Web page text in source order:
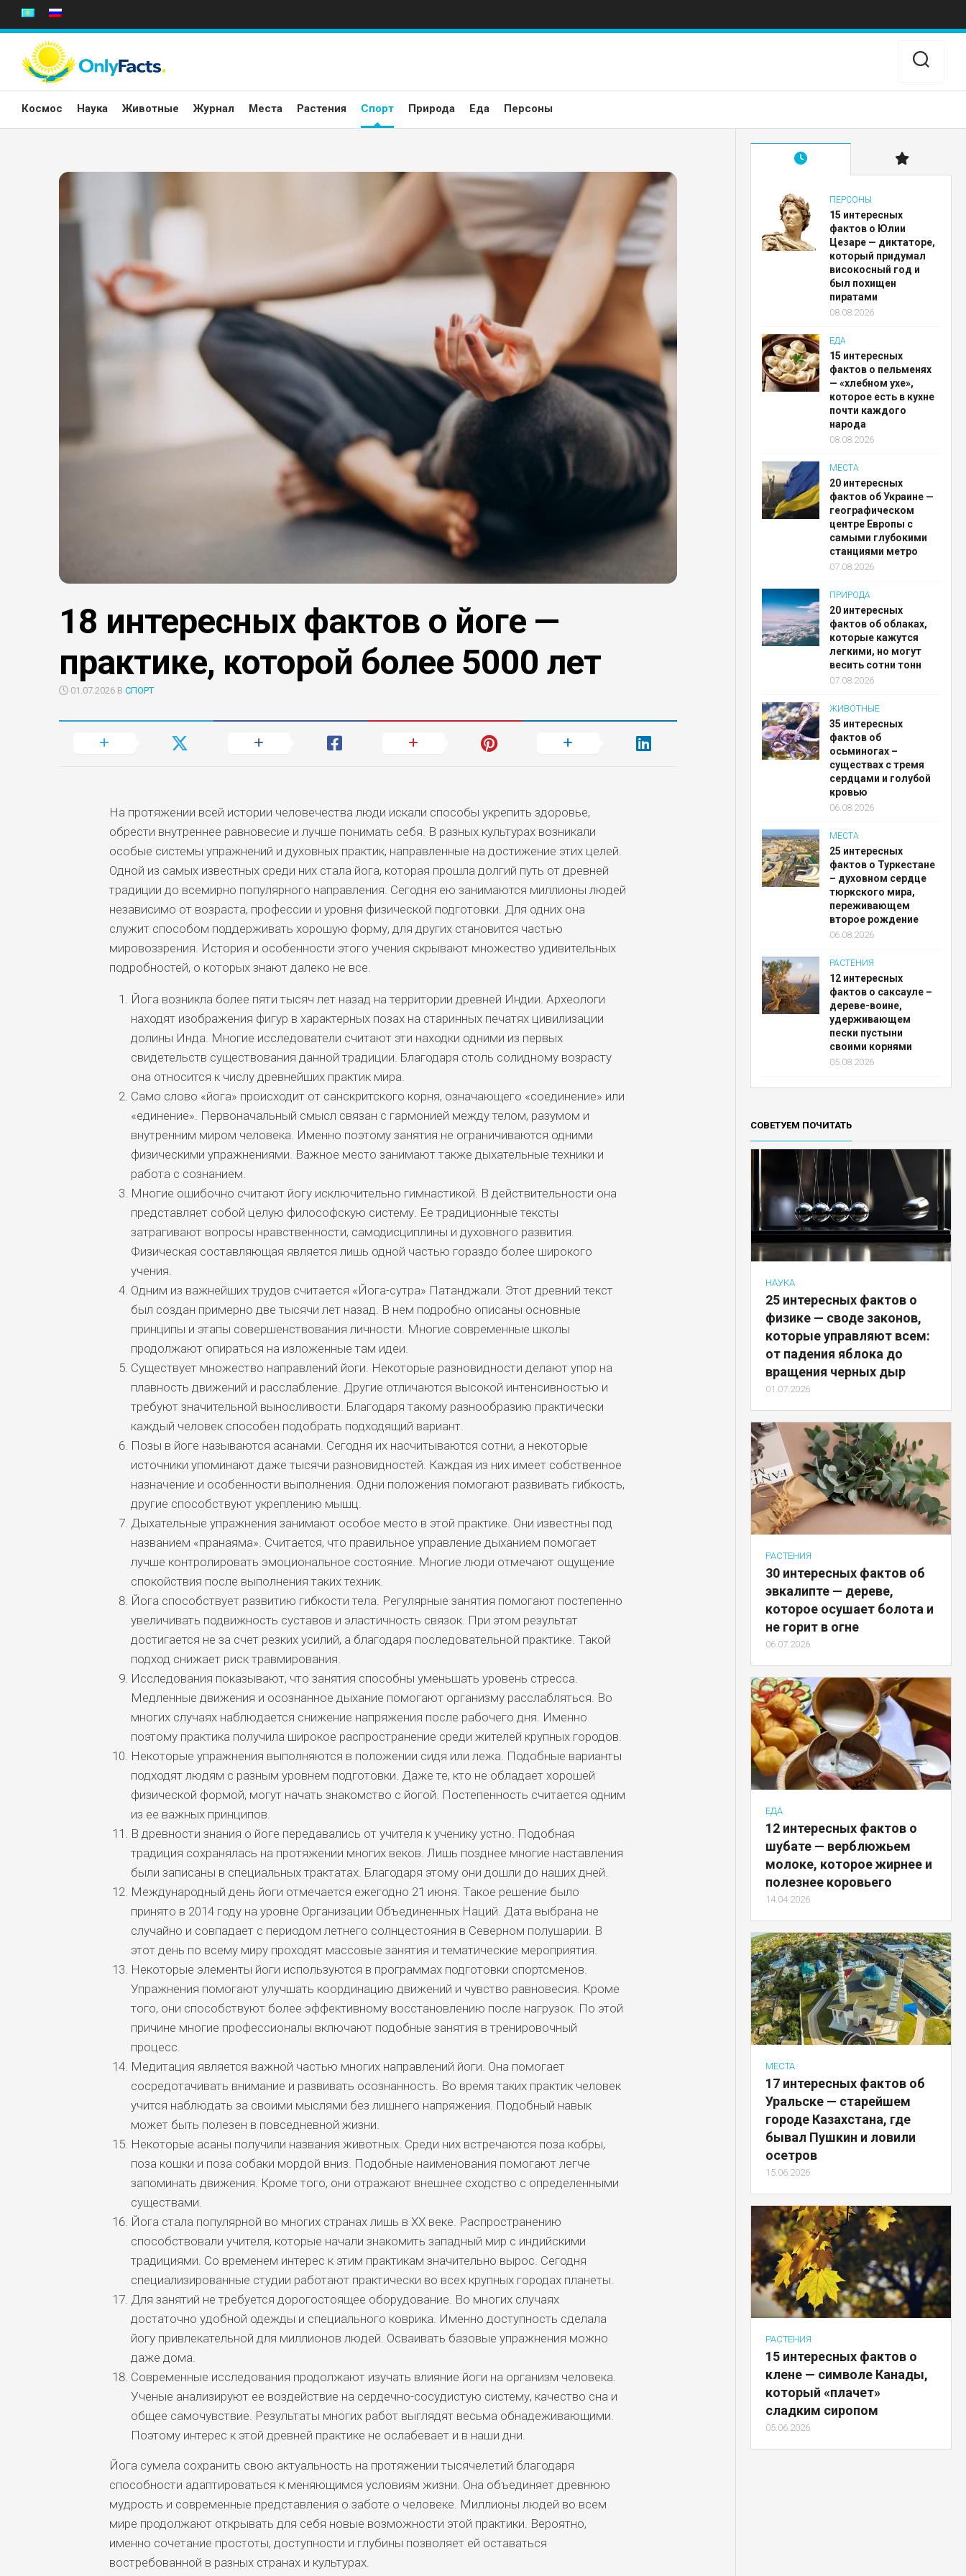
Перейти
содержанию
Космос Наука Животные Журнал Места Растения Спорт Природа Еда Персоны
18 интересных фактов о йоге —
практике, которой более 5000 лет
01.07.2026 В СПОРТ
На протяжении всей истории человечества люди искали способы укрепить здоровье,
обрести внутреннее равновесие и лучше понимать себя. В разных культурах возникали
особые системы упражнений и духовных практик, направленные на достижение этих целей.
Одной из самых известных среди них стала йога, которая прошла долгий путь от древней
традиции до всемирно популярного направления. Сегодня ею занимаются миллионы людей
независимо от возраста, профессии и уровня физической подготовки. Для одних она
служит способом поддерживать хорошую форму, для других становится частью
мировоззрения. История и особенности этого учения скрывают множество удивительных
подробностей, о которых знают далеко не все.
Йога возникла более пяти тысяч лет назад на территории древней Индии. Археологи
находят изображения фигур в характерных позах на старинных печатях цивилизации
долины Инда. Многие исследователи считают эти находки одними из первых
свидетельств существования данной традиции. Благодаря столь солидному возрасту
она относится к числу древнейших практик мира.
Само слово «йога» происходит от санскритского корня, означающего «соединение» или
«единение». Первоначальный смысл связан с гармонией между телом, разумом и
внутренним миром человека. Именно поэтому занятия не ограничиваются одними
физическими упражнениями. Важное место занимают также дыхательные техники и
работа с сознанием.
Многие ошибочно считают йогу исключительно гимнастикой. В действительности она
представляет собой целую философскую систему. Ее традиционные тексты
затрагивают вопросы нравственности, самодисциплины и духовного развития.
Физическая составляющая является лишь одной частью гораздо более широкого
учения.
Одним из важнейших трудов считается «Йога-сутра» Патанджали. Этот древний текст
был создан примерно две тысячи лет назад. В нем подробно описаны основные
принципы и этапы совершенствования личности. Многие современные школы
продолжают опираться на изложенные там идеи.
Существует множество направлений йоги. Некоторые разновидности делают упор на
плавность движений и расслабление. Другие отличаются высокой интенсивностью и
требуют значительной выносливости. Благодаря такому разнообразию практически
каждый человек способен подобрать подходящий вариант.
Позы в йоге называются асанами. Сегодня их насчитываются сотни, а некоторые
источники упоминают даже тысячи разновидностей. Каждая из них имеет собственное
назначение и особенности выполнения. Одни положения помогают развивать гибкость,
другие способствуют укреплению мышц.
Дыхательные упражнения занимают особое место в этой практике. Они известны под
названием «пранаяма». Считается, что правильное управление дыханием помогает
лучше контролировать эмоциональное состояние. Многие люди отмечают ощущение
спокойствия после выполнения таких техник.
Йога способствует развитию гибкости тела. Регулярные занятия помогают постепенно
увеличивать подвижность суставов и эластичность связок. При этом результат
достигается не за счет резких усилий, а благодаря последовательной практике. Такой
подход снижает риск травмирования.
Исследования показывают, что занятия способны уменьшать уровень стресса.
Медленные движения и осознанное дыхание помогают организму расслабляться. Во
многих случаях наблюдается снижение напряжения после рабочего дня. Именно
поэтому практика получила широкое распространение среди жителей крупных городов.
Некоторые упражнения выполняются в положении сидя или лежа. Подобные варианты
подходят людям с разным уровнем подготовки. Даже те, кто не обладает хорошей
физической формой, могут начать знакомство с йогой. Постепенность считается одним
из ее важных принципов.
В древности знания о йоге передавались от учителя к ученику устно. Подобная
традиция сохранялась на протяжении многих веков. Лишь позднее многие наставления
были записаны в специальных трактатах. Благодаря этому они дошли до наших дней.
Международный день йоги отмечается ежегодно 21 июня. Такое решение было
принято в 2014 году на уровне Организации Объединенных Наций. Дата выбрана не
случайно и совпадает с периодом летнего солнцестояния в Северном полушарии. В
этот день по всему миру проходят массовые занятия и тематические мероприятия.
Некоторые элементы йоги используются в программах подготовки спортсменов.
Упражнения помогают улучшать координацию движений и чувство равновесия. Кроме
того, они способствуют более эффективному восстановлению после нагрузок. По этой
причине многие профессионалы включают подобные занятия в тренировочный
процесс.
Медитация является важной частью многих направлений йоги. Она помогает
сосредотачивать внимание и развивать осознанность. Во время таких практик человек
учится наблюдать за своими мыслями без лишнего напряжения. Подобный навык
может быть полезен в повседневной жизни.
Некоторые асаны получили названия животных. Среди них встречаются поза кобры,
поза кошки и поза собаки мордой вниз. Подобные наименования помогают легче
запоминать движения. Кроме того, они отражают внешнее сходство с определенными
существами.
Йога стала популярной во многих странах лишь в XX веке. Распространению
способствовали учителя, которые начали знакомить западный мир с индийскими
традициями. Со временем интерес к этим практикам значительно вырос. Сегодня
специализированные студии работают практически во всех крупных городах планеты.
Для занятий не требуется дорогостоящее оборудование. Во многих случаях
достаточно удобной одежды и специального коврика. Именно доступность сделала
йогу привлекательной для миллионов людей. Осваивать базовые упражнения можно
даже дома.
Современные исследования продолжают изучать влияние йоги на организм человека.
Ученые анализируют ее воздействие на сердечно-сосудистую систему, качество сна и
общее самочувствие. Результаты многих работ выглядят весьма обнадеживающими.
Поэтому интерес к этой древней практике не ослабевает и в наши дни.
Йога сумела сохранить свою актуальность на протяжении тысячелетий благодаря
способности адаптироваться к меняющимся условиям жизни. Она объединяет древнюю
мудрость и современные представления о заботе о человеке. Миллионы людей во всем
мире продолжают открывать для себя новые возможности этой практики. Вероятно,
именно сочетание простоты, доступности и глубины позволяет ей оставаться
востребованной в разных странах и культурах.
ПЕРСОНЫ
15 интересных
фактов о Юлии
Цезаре — диктаторе,
который придумал
високосный год и
был похищен
пиратами
08.08.2026
ЕДА
15 интересных
фактов о пельменях
— «хлебном ухе»,
которое есть в кухне
почти каждого
народа
08.08.2026
МЕСТА
20 интересных
фактов об Украине —
географическом
центре Европы с
самыми глубокими
станциями метро
07.08.2026
ПРИРОДА
20 интересных
фактов об облаках,
которые кажутся
легкими, но могут
весить сотни тонн
07.08.2026
ЖИВОТНЫЕ
35 интересных
фактов об
осьминогах –
существах с тремя
сердцами и голубой
кровью
06.08.2026
МЕСТА
25 интересных
фактов о Туркестане
– духовном сердце
тюркского мира,
переживающем
второе рождение
06.08.2026
РАСТЕНИЯ
12 интересных
фактов о саксауле –
дереве-воине,
удерживающем
пески пустыни
своими корнями
05.08.2026
СОВЕТУЕМ ПОЧИТАТЬ
НАУКА
25 интересных фактов о
физике — своде законов,
которые управляют всем:
от падения яблока до
вращения черных дыр
01.07.2026
РАСТЕНИЯ
30 интересных фактов об
эвкалипте — дереве,
которое осушает болота и
не горит в огне
06.07.2026
ЕДА
12 интересных фактов о
шубате — верблюжьем
молоке, которое жирнее и
полезнее коровьего
14.04.2026
МЕСТА
17 интересных фактов об
Уральске — старейшем
городе Казахстана, где
бывал Пушкин и ловили
осетров
15.06.2026
РАСТЕНИЯ
15 интересных фактов о
клене — символе Канады,
который «плачет»
сладким сиропом
05.06.2026